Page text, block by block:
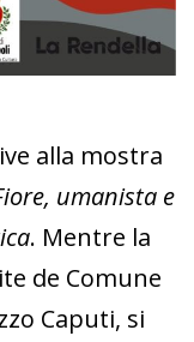
alla mostra
umanista e
. Mentre la
de Comune
Caputi, si